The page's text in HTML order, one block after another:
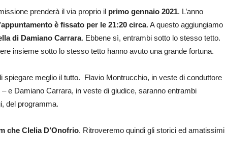
prenderà il via proprio il primo gennaio 2021. L’anno
è fissato per le 21:20 circa. A questo aggiungiamo
di Damiano Carrara. Ebbene sì, entrambi sotto lo stesso tetto.
insieme sotto lo stesso tetto hanno avuto una grande fortuna.
spiegare meglio il tutto. Flavio Montrucchio, in veste di conduttore
e Damiano Carrara, in veste di giudice, saranno entrambi
del programma.
che Clelia D’Onofrio. Ritroveremo quindi gli storici ed amatissimi